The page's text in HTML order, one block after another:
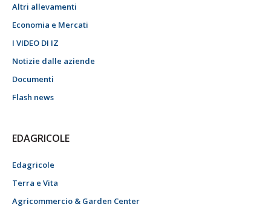
Altri allevamenti
Economia e Mercati
I VIDEO DI IZ
Notizie dalle aziende
Documenti
Flash news
EDAGRICOLE
Edagricole
Terra e Vita
Agricommercio & Garden Center